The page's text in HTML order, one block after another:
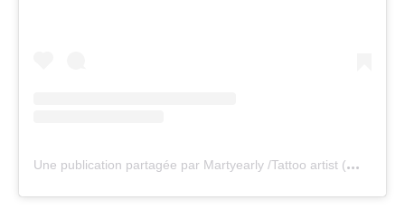
U
ne publication partagée par Martyearly /Tattoo artist (@martyearly)